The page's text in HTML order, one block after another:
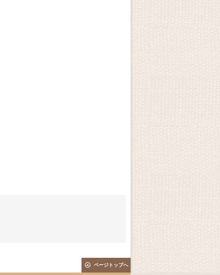
ページトップへ